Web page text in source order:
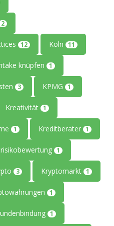
2
12 Köln 11
knüpfen 1
3 KPMG 1
Kreativität 1
1 Kreditberater 1
1
3 Kryptomarkt 1
1
1